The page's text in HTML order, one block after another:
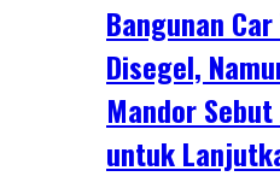
Bangunan
Disegel,
Mandor
untuk